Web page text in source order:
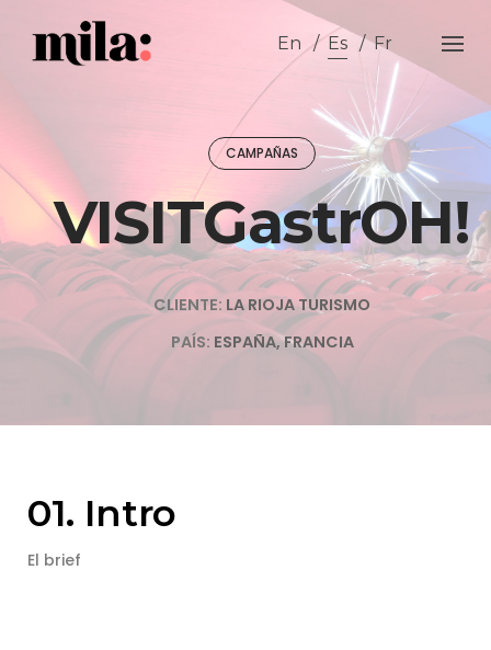
content
En Es Fr
CAMPAÑAS
VISITGastrOH!
CLIENTE: LA RIOJA TURISMO
PAÍS: ESPAÑA, FRANCIA
01. Intro
El brief